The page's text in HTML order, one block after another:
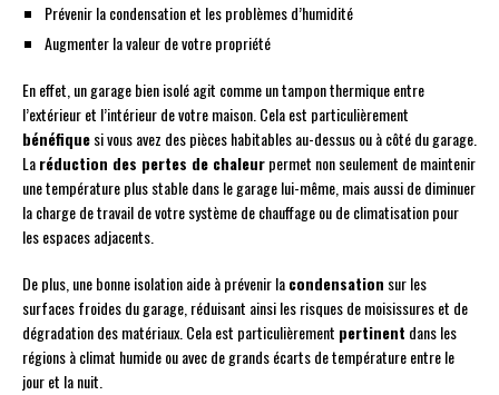
Prévenir la condensation et les problèmes d’humidité
Augmenter la valeur de votre propriété
En effet, un garage bien isolé agit comme un tampon thermique entre
l’extérieur et l’intérieur de votre maison. Cela est particulièrement
bénéfiquesi vous avez des pièces habitables au-dessus ou à côté du garage.
Laréduction des pertes de chaleurpermet non seulement de maintenir
une température plus stable dans le garage lui-même, mais aussi de diminuer
la charge de travail de votre système de chauffage ou de climatisation pour
les espaces adjacents.
De plus, une bonne isolation aide à prévenir lacondensation sur les
surfaces froides du garage, réduisant ainsi les risques de moisissures et de
dégradation des matériaux. Cela est particulièrement pertinent dans les
régions à climat humide ou avec de grands écarts de température entre le
jour et la nuit.